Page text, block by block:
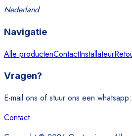
Nederland
Navigatie
Alle productenContactInstallateur
Vragen?
E-mail ons of stuur ons een whatsapp:
Contact